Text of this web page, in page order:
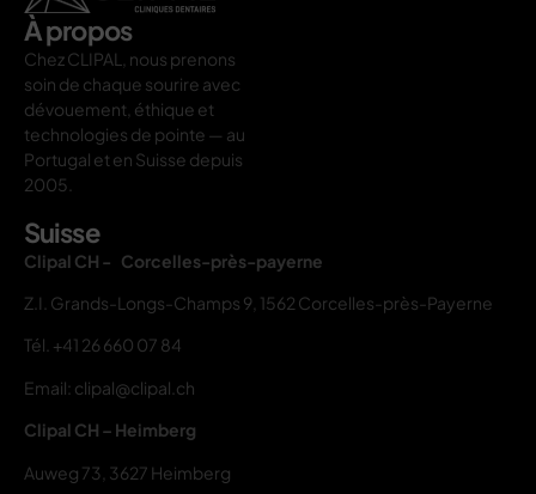
À propos
Chez CLIPAL, nous prenons
soin de chaque sourire avec
dévouement, éthique et
technologies de pointe — au
Portugal et en Suisse depuis
2005.
Suisse
Clipal CH - Corcelles-près-payerne
Z.I. Grands-Longs-Champs 9, 1562 Corcelles-près-Payerne
Tél. +41 26 660 07 84
Email: clipal@clipal.ch
Clipal CH – Heimberg
Auweg 73, 3627 Heimberg